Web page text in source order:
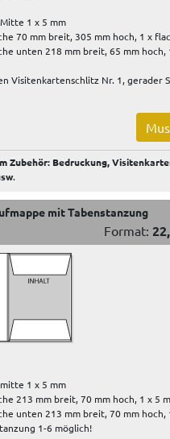
1 x 5 mm
70 mm breit, 305 mm hoch, 1 x
unten 218 mm breit, 65 mm hoch,
Visitenkartenschlitz Nr. 1, gerader
Zubehör: Bedruckung,
.
mit Tabenstanzung
Format:
1 x 5 mm
213 mm breit, 70 mm hoch, 1 x 5
unten 213 mm breit, 70 mm hoch,
1-6 möglich!